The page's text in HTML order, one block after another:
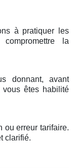
à pratiquer les
la
donnant, avant
vous êtes habilité
ou erreur tarifaire.
clarifié.